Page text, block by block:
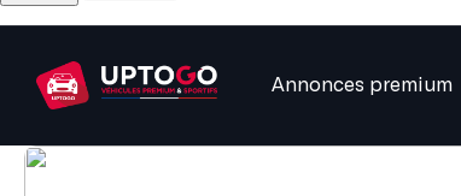
Annonces premium